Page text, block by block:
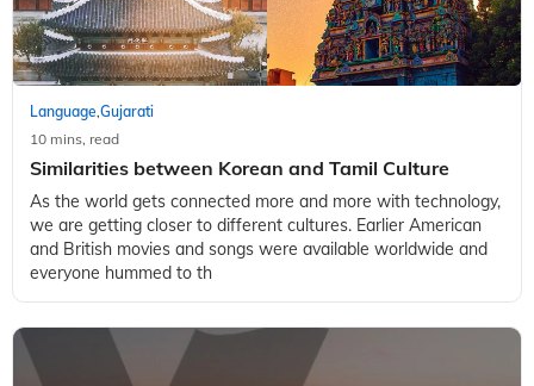
Language,Gujarati
10 mins, read
Similarities between Korean and Tamil Culture
As the world gets connected more and more with technology,
we are getting closer to different cultures. Earlier American
and British movies and songs were available worldwide and
everyone hummed to th